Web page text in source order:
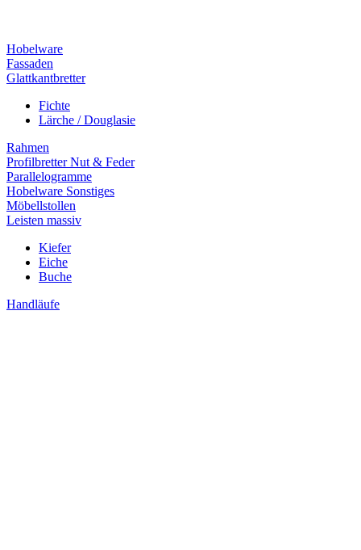
Hobelware
Fassaden
Glattkantbretter
Fichte
Lärche / Douglasie
Rahmen
Profilbretter Nut & Feder
Parallelogramme
Hobelware Sonstiges
Möbellstollen
Leisten massiv
Kiefer
Eiche
Buche
Handläufe